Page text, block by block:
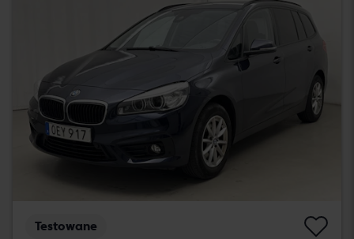
Testowane